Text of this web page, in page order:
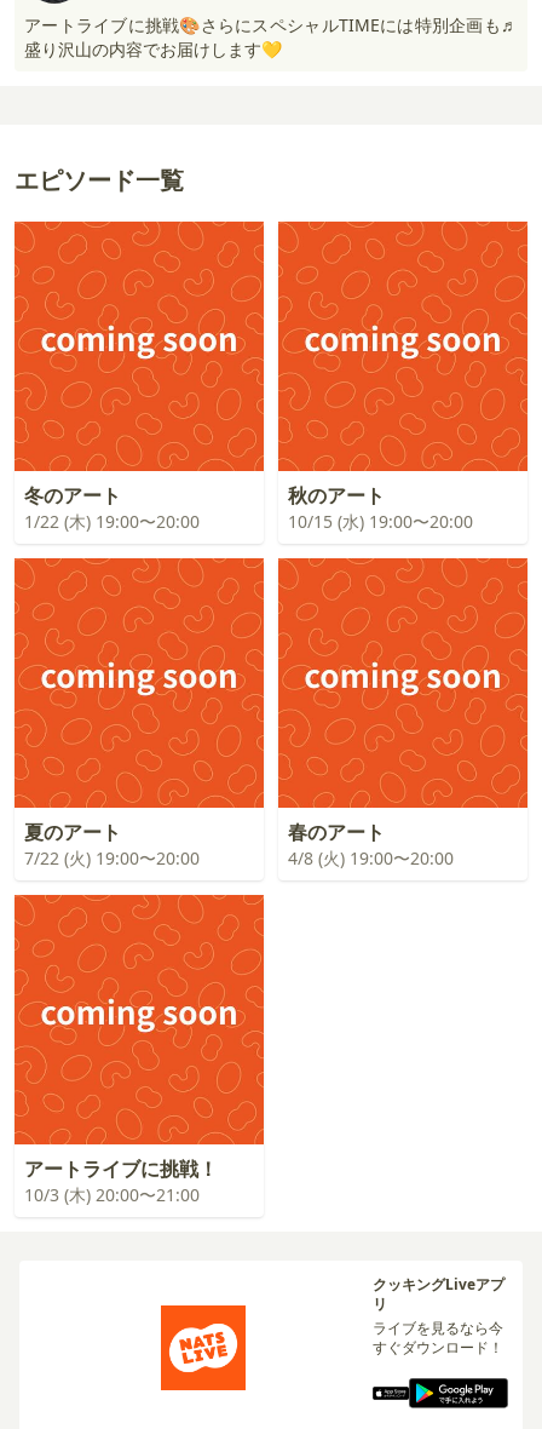
アートライブに挑戦🎨さらにスペシャルTIMEには特別企画も♬
盛り沢山の内容でお届けします💛
エピソード一覧
冬のアート
1/22 (木) 19:00〜20:00
秋のアート
10/15 (水) 19:00〜20:00
夏のアート
7/22 (火) 19:00〜20:00
春のアート
4/8 (火) 19:00〜20:00
アートライブに挑戦！
10/3 (木) 20:00〜21:00
クッキングLiveアプ
リ
ライブを見るなら今
すぐダウンロード！